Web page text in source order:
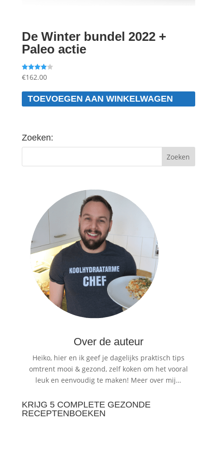
De Winter bundel 2022 +
Paleo actie
Gewaarde
erd
uit 5
€162.00
TOEVOEGEN AAN WINKELWAGEN
Zoeken:
Over de auteur
Heiko, hier en ik geef je dagelijks praktisch tips
omtrent mooi & gezond, zelf koken om het vooral
leuk en eenvoudig te maken! Meer over mij…
KRIJG 5 COMPLETE GEZONDE
RECEPTENBOEKEN